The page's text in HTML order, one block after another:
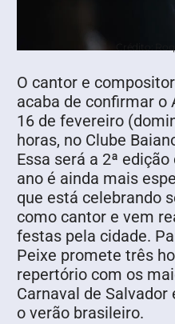
Crédito:
O cantor e
acaba de confirmar o
16 de fevereiro
horas, no Clube
Essa será a 2ª
ano é ainda mais
que está celebrando
como cantor e vem
festas pela cidade.
Peixe promete três
repertório com os
Carnaval de
o verão brasileiro.